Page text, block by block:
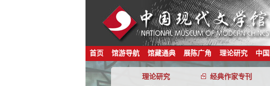
首页 馆游导航 馆藏通典 展陈广角 理论研究 中
理论研究 经典作家专刊